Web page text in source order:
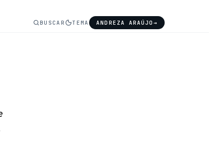
BUSCAR TEMA ANDREZA ARAÚJO →